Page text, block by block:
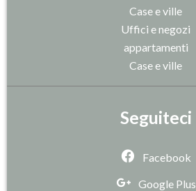
Case e ville
Uffici e negozi
appartamenti
Case e ville
Seguiteci
Facebook
Google Plus